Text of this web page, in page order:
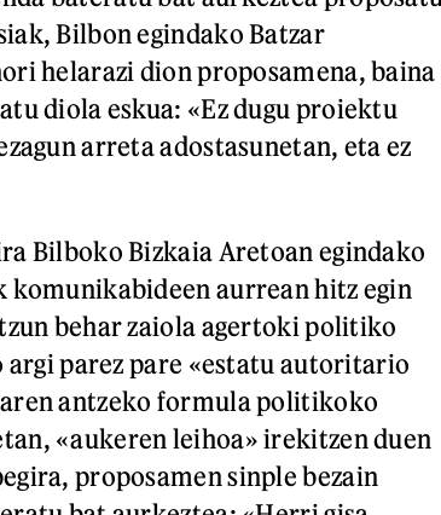
Bilbon egindako Batzar
helarazi dion proposamena, baina
diola eskua: «Ez dugu proiektu
arreta adostasunetan, eta ez
Bilboko Bizkaia Aretoan egindako
aurrean hitz egin
behar zaiola agertoki politiko
argi parez pare «estatu autoritario
antzeko formula politikoko
«aukeren leihoa» irekitzen duen
proposamen sinple bezain